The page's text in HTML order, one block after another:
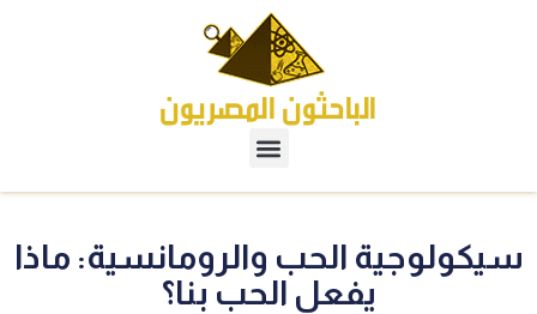
سيكولوجية الحب والرومانسية: ماذا
يفعل الحب بِنا؟